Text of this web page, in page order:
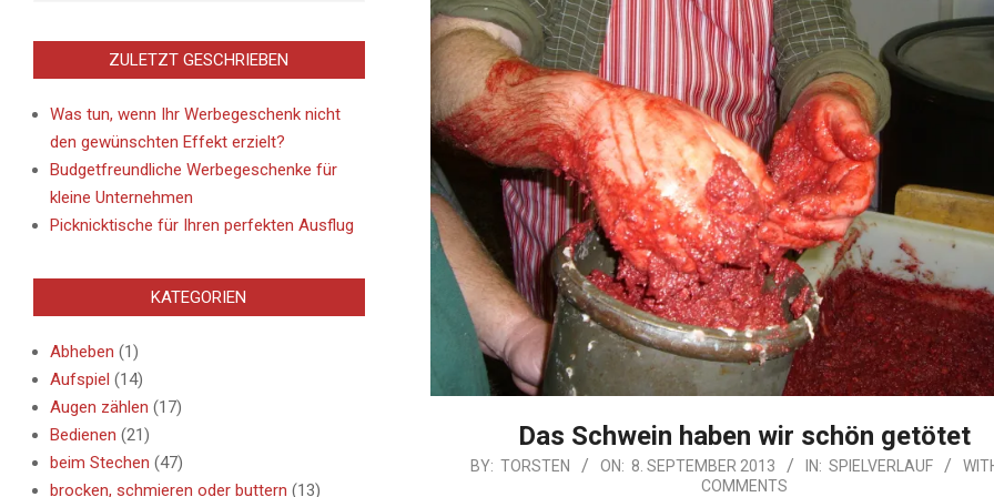
Das Schwein haben wir schön getötet
2013-BY: TORSTEN ON: 8. SEPTEMBER 2013 IN: SPIELVERLAUF
COMMENTS
ZULETZT GESCHRIEBEN
Was tun, wenn Ihr Werbegeschenk nicht
den gewünschten Effekt erzielt?
Budgetfreundliche Werbegeschenke für
kleine Unternehmen
Picknicktische für Ihren perfekten Ausflug
KATEGORIEN
Abheben (1)
Aufspiel (14)
Augen zählen (17)
Bedienen (21)
beim Stechen (47)
brocken, schmieren oder buttern (13)